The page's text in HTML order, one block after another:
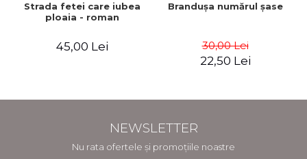
Strada fetei care iubea
ploaia - roman
45,00 Lei
Brandușa numărul șase
30,00 Lei
22,50 Lei
NEWSLETTER
Nu rata ofertele și promoțiile noastre